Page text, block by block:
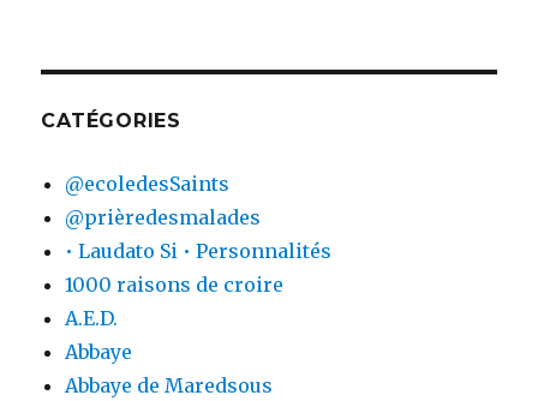
CATÉGORIES
@ecoledesSaints
@prièredesmalades
• Laudato Si • Personnalités
1000 raisons de croire
A.E.D.
Abbaye
Abbaye de Maredsous